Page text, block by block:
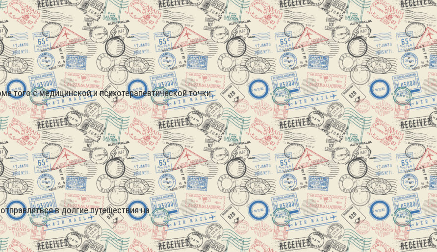
того с медицинской и психотерапевтической точки
в долгие путешествия на